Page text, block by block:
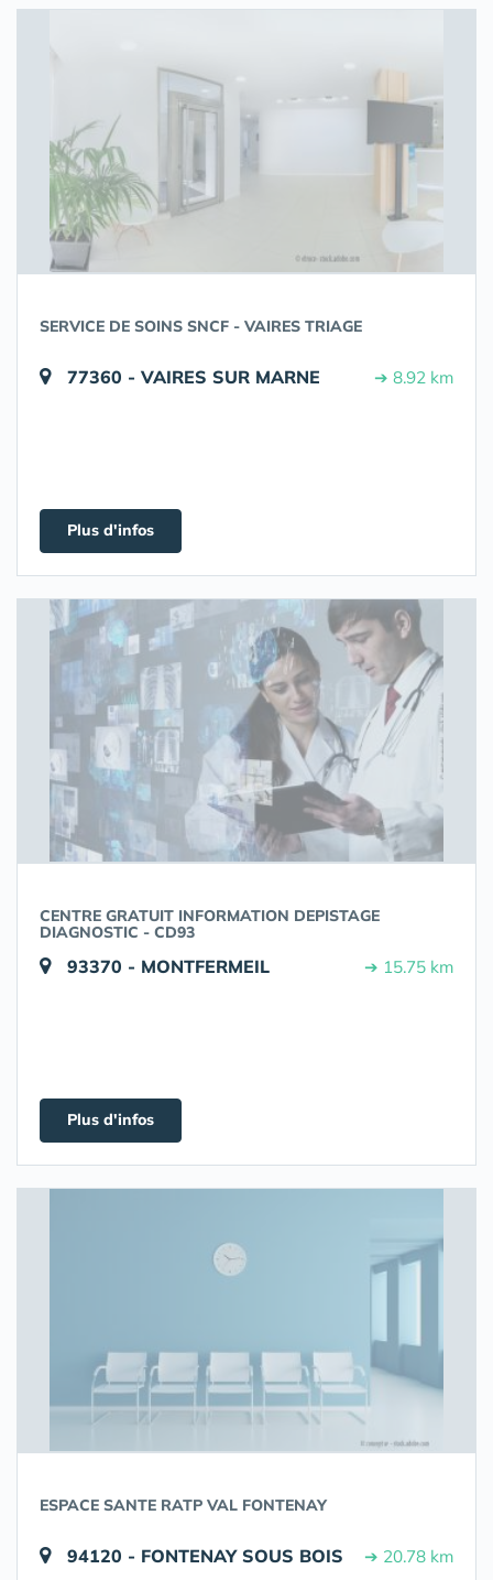
SERVICE DE SOINS SNCF - VAIRES TRIAGE
77360 - VAIRES SUR MARNE ➔ 8.92 km
Plus d'infos
CENTRE GRATUIT INFORMATION DEPISTAGE
DIAGNOSTIC - CD93
93370 - MONTFERMEIL ➔ 15.75 km
Plus d'infos
ESPACE SANTE RATP VAL FONTENAY
94120 - FONTENAY SOUS BOIS ➔ 20.78 km